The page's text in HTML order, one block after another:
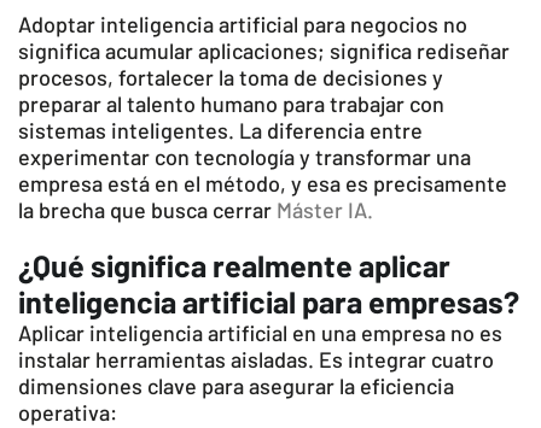
Adoptar inteligencia artificial para negocios no
significa acumular aplicaciones; significa rediseñar
procesos, fortalecer la toma de decisiones y
preparar al talento humano para trabajar con
sistemas inteligentes. La diferencia entre
experimentar con tecnología y transformar una
empresa está en el método, y esa es precisamente
la brecha que busca cerrar Máster IA.
¿Qué significa realmente aplicar
inteligencia artificial para empresas?
Aplicar inteligencia artificial en una empresa no es
instalar herramientas aisladas. Es integrar cuatro
dimensiones clave para asegurar la eficiencia
operativa: